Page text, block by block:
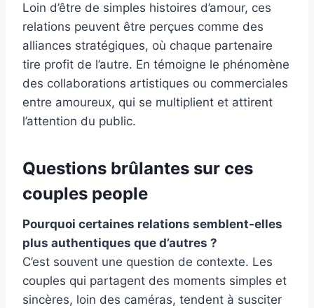
Loin d’être de simples histoires d’amour, ces
relations peuvent être perçues comme des
alliances stratégiques, où chaque partenaire
tire profit de l’autre. En témoigne le phénomène
des collaborations artistiques ou commerciales
entre amoureux, qui se multiplient et attirent
l’attention du public.
Questions brûlantes sur ces
couples people
Pourquoi certaines relations semblent-elles
plus authentiques que d’autres ?
C’est souvent une question de contexte. Les
couples qui partagent des moments simples et
sincères, loin des caméras, tendent à susciter